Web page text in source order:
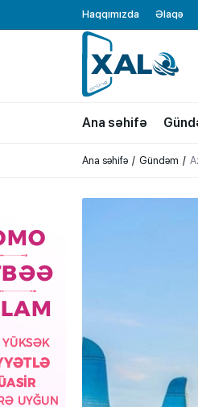
Haqqımızda Əlaqə
XALQ.ONLINE
ONLAYN PLATFORMA
Ana səhifə
Ana səhifə Gündəm